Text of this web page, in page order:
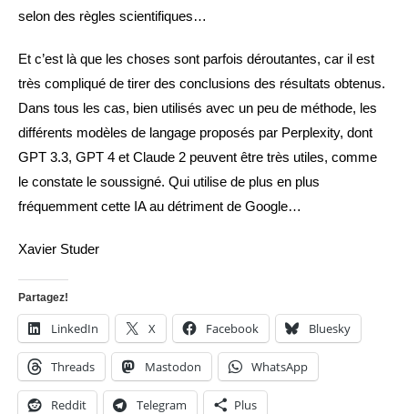
selon des règles scientifiques…
Et c’est là que les choses sont parfois déroutantes, car il est
très compliqué de tirer des conclusions des résultats obtenus.
Dans tous les cas, bien utilisés avec un peu de méthode, les
différents modèles de langage proposés par Perplexity, dont
GPT 3.3, GPT 4 et Claude 2 peuvent être très utiles, comme
le constate le soussigné. Qui utilise de plus en plus
fréquemment cette IA au détriment de Google…
Xavier Studer
Partagez!
LinkedIn X Facebook Bluesky
Threads Mastodon WhatsApp
Reddit Telegram Plus